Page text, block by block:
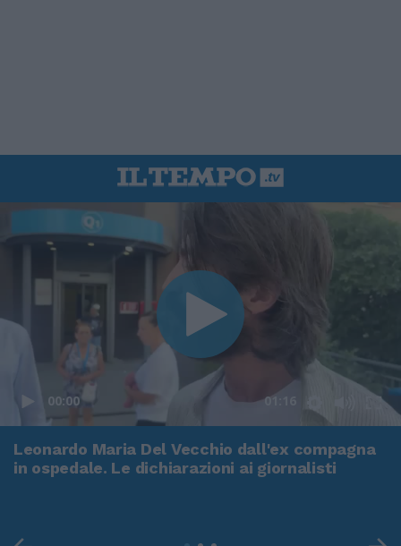
00:00 01:16
Leonardo Maria Del Vecchio dall'ex compagna
in ospedale. Le dichiarazioni ai giornalisti